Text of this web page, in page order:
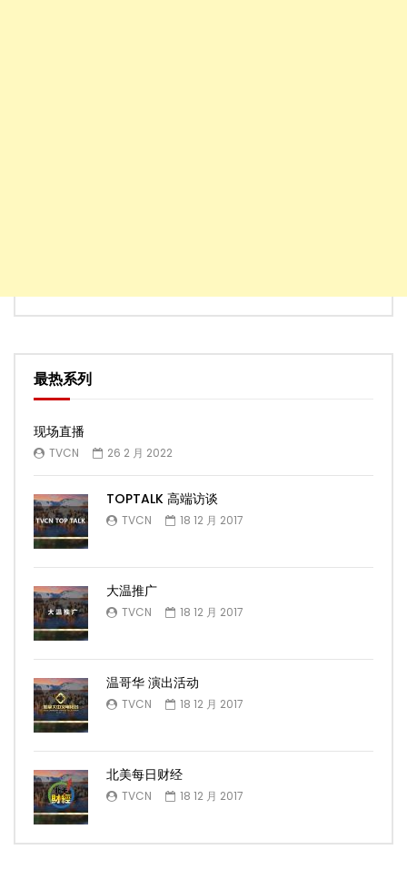
最热系列
现场直播
TVCN 26 2 月 2022
TOPTALK 高端访谈
TVCN 18 12 月 2017
大温推广
TVCN 18 12 月 2017
温哥华 演出活动
TVCN 18 12 月 2017
北美每日财经
TVCN 18 12 月 2017